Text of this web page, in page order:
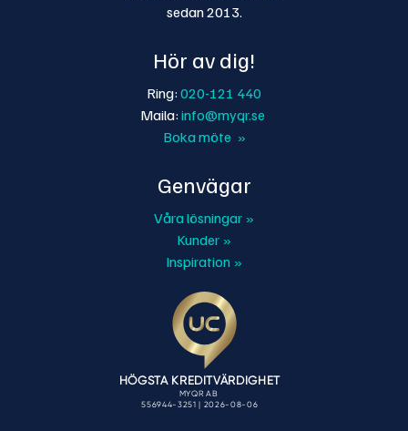
sedan 2013.
Hör av dig!
Ring: 020-121 440
Maila: info@myqr.se
Boka möte »
Genvägar
Våra lösningar »
Kunder »
Inspiration »